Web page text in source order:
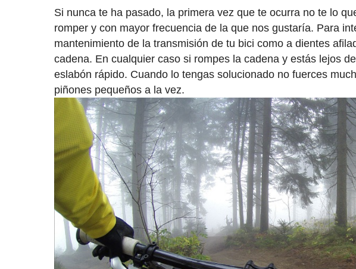
Si nunca te ha pasado, la primera vez que te ocurra no te lo
romper y con mayor frecuencia de la que nos gustaría. Para
mantenimiento de la transmisión de tu bici como a dientes
cadena. En cualquier caso si rompes la cadena y estás lejos
eslabón rápido. Cuando lo tengas solucionado no fuerces
piñones pequeños a la vez.